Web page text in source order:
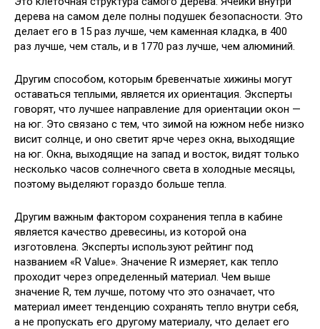
дерева на самом деле полны подушек безопасности. Это
делает его в 15 раз лучше, чем каменная кладка, в 400
раз лучше, чем сталь, и в 1770 раз лучше, чем алюминий.
Другим способом, которым бревенчатые хижины могут
оставаться теплыми, является их ориентация. Эксперты
говорят, что лучшее направление для ориентации окон —
на юг. Это связано с тем, что зимой на южном небе низко
висит солнце, и оно светит ярче через окна, выходящие
на юг. Окна, выходящие на запад и восток, видят только
несколько часов солнечного света в холодные месяцы,
поэтому выделяют гораздо больше тепла.
Другим важным фактором сохранения тепла в кабине
является качество древесины, из которой она
изготовлена. Эксперты используют рейтинг под
названием «R Value». Значение R измеряет, как тепло
проходит через определенный материал. Чем выше
значение R, тем лучше, потому что это означает, что
материал имеет тенденцию сохранять тепло внутри себя,
а не пропускать его другому материалу, что делает его